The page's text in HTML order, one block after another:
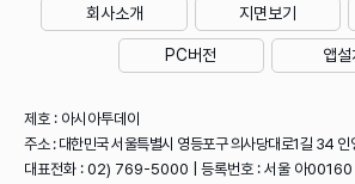
회사소개 지면보기
PC버전 앱설
제호 : 아시아투데이
주소 : 대한민국 서울특별시 영등포구 의사당대로1길 34 인
대표전화 : 02) 769-5000 | 등록번호 : 서울 아00160